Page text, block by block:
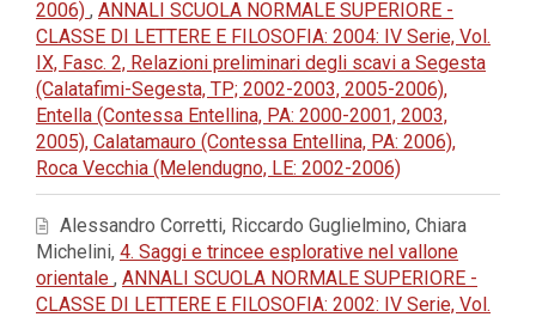
2006) , ANNALI SCUOLA NORMALE SUPERIORE -
CLASSE DI LETTERE E FILOSOFIA: 2004: IV Serie, Vol.
IX, Fasc. 2, Relazioni preliminari degli scavi a Segesta
(Calatafimi-Segesta, TP; 2002-2003, 2005-2006),
Entella (Contessa Entellina, PA: 2000-2001, 2003,
2005), Calatamauro (Contessa Entellina, PA: 2006),
Roca Vecchia (Melendugno, LE: 2002-2006)
Alessandro Corretti, Riccardo Guglielmino, Chiara
Michelini, 4. Saggi e trincee esplorative nel vallone
orientale , ANNALI SCUOLA NORMALE SUPERIORE -
CLASSE DI LETTERE E FILOSOFIA: 2002: IV Serie, Vol.